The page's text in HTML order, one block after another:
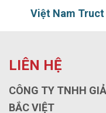
Việt Nam Truct
LIÊN HỆ
CÔNG TY TNHH
BẮC VIỆT